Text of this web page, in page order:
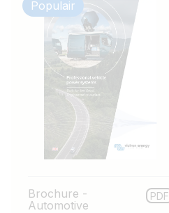
Populair
Brochure -
Automotive
PDF